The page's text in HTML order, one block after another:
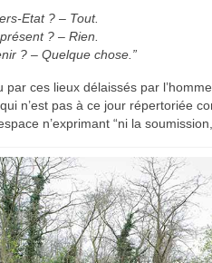
Etat ? – Tout.
? – Rien.
? – Quelque chose.”
par ces lieux délaissés par
n’est pas à ce jour répertoriée
n’exprimant “ni la